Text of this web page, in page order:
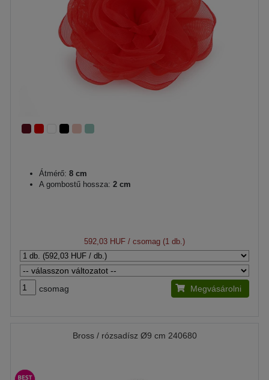
Átmérő: 8 cm
A gombostű hossza: 2 cm
592,03 HUF / csomag (1 db.)
csomag Megvásárolni
Bross / rózsadísz Ø9 cm 240680